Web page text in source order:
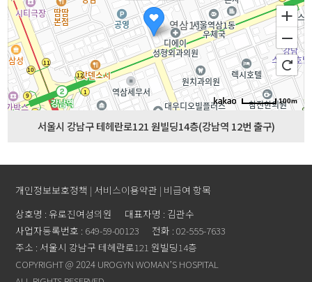
100m
서울시 강남구 테헤란로121 원빌딩14층(강남역 12번 출구)
개인정보보호정책 | 서비스이용약관 | 비급여 항목
상호명 : 유로진여성의원
대표자명 : 김관수
사업자등록번호 : 649-59-00123
전화 : 02-555-7633
주소 : 서울시 강남구 테헤란로121 원빌딩14층
COPYRIGHT @ 2024 UROGYN WOMAN’S HOSPITAL